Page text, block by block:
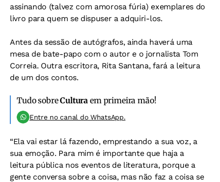
assinando (talvez com amorosa fúria) exemplares do
livro para quem se dispuser a adquiri-los.
Antes da sessão de autógrafos, ainda haverá uma
mesa de bate-papo com o autor e o jornalista Tom
Correia. Outra escritora, Rita Santana, fará a leitura
de um dos contos.
Tudo sobreCultura em primeira mão!
Entre no canal do WhatsApp.
“Ela vai estar lá fazendo, emprestando a sua voz, a
sua emoção. Para mim é importante que haja a
leitura pública nos eventos de literatura, porque a
gente conversa sobre a coisa, mas não faz a coisa se